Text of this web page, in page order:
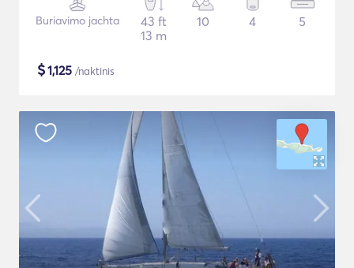
Buriavimo jachta
43 ft
13 m
10 4 5
$1,125 /naktinis